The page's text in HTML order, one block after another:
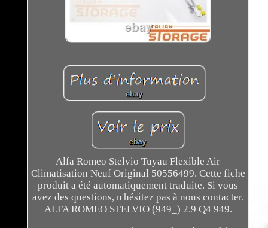
Alfa Romeo Stelvio Tuyau Flexible Air
Climatisation Neuf Original 50556499. Cette fiche
produit a été automatiquement traduite. Si vous
avez des questions, n'hésitez pas à nous contacter.
ALFA ROMEO STELVIO (949_) 2.9 Q4 949.